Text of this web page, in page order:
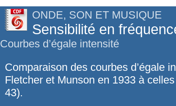
ONDE, SON ET MUSIQUE
Sensibilité en
Courbes d’égale intensité
Comparaison des courbes d’égale
Fletcher et Munson en 1933 à
43).